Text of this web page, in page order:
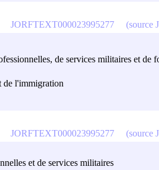
de services militaires et de
de l'immigration
JORFTEXT000023995277 (source
et de services militaires
JORFTEXT000023995277 (source